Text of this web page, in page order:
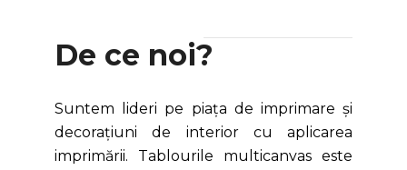
De ce noi?
Suntem lideri pe piața de imprimare și
decorațiuni de interior cu aplicarea
imprimării. Tablourile multicanvas este